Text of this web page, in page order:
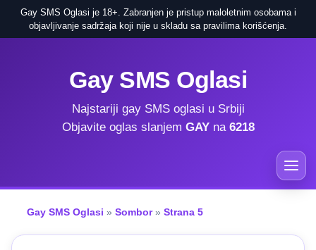
Gay SMS Oglasi je 18+. Zabranjen je pristup maloletnim osobama i
objavljivanje sadržaja koji nije u skladu sa pravilima korišćenja.
Gay SMS Oglasi
Najstariji gay SMS oglasi u Srbiji
Objavite oglas slanjem GAYna 6218
Gay SMS Oglasi » Sombor» Strana 5